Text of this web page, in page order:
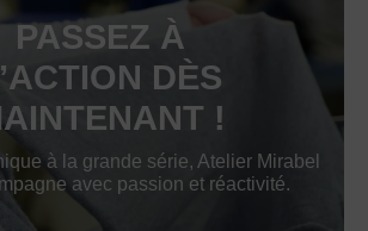
PASSEZ À
DÈS
!
à la grande série, Atelier Mirabel
avec passion et réactivité.